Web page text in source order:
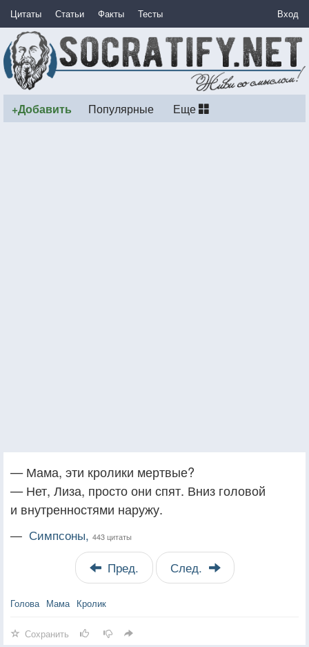
Цитаты Статьи Факты Тесты Вход
+Добавить Популярные Еще
— Мама, эти кролики мертвые?
— Нет, Лиза, просто они спят. Вниз головой
и внутренностями наружу.
— Симпсоны, 443 цитаты
Пред. След.
Голова Мама Кролик
Сохранить